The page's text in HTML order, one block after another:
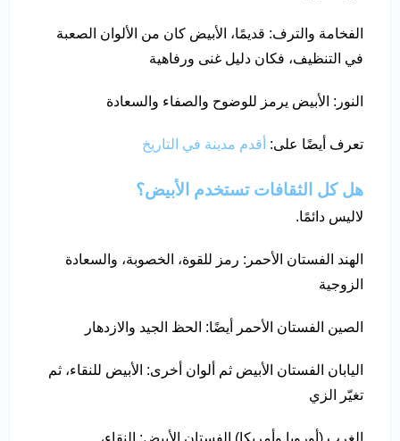
الفخامة والترف: قديمًا، الأبيض كان من الألوان الصعبة
في التنظيف، فكان دليل غنى ورفاهية
النور: الأبيض يرمز للوضوح والصفاء والسعادة
تعرف أيضًا على: أقدم مدينة في التاريخ
هل كل الثقافات تستخدم الأبيض؟
لاليس دائمًا.
الهند الفستان الأحمر: رمز للقوة، الخصوبة، والسعادة
الزوجية
الصين الفستان الأحمر أيضًا: الحظ الجيد والازدهار
اليابان الفستان الأبيض ثم ألوان أخرى: الأبيض للنقاء، ثم
تغيّر الزي
الغرب (أوروبا وأمريكا) الفستان الأبيض: النقاء،